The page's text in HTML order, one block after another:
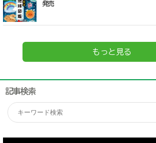
発売
もっと見る
記事検索